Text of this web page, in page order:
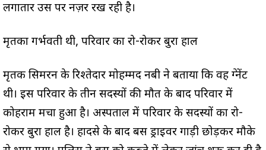
लगातार उस पर नज़र रख रही है।
मृतका गर्भवती थी, परिवार का रो-रोकर बुरा हाल
मृतक सिमरन के रिश्तेदार मोहम्मद नबी ने बताया कि वह प्रेग्नेंट
थी। इस परिवार के तीन सदस्यों की मौत के बाद परिवार में
कोहराम मचा हुआ है। अस्पताल में परिवार के सदस्यों का रो-
रोकर बुरा हाल है। हादसे के बाद बस ड्राइवर गाड़ी छोड़कर मौके